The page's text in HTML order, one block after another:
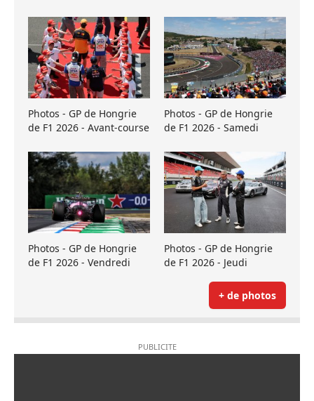
Photos - GP de Hongrie
de F1 2026 - Avant-course
Photos - GP de Hongrie
de F1 2026 - Samedi
Photos - GP de Hongrie
de F1 2026 - Vendredi
Photos - GP de Hongrie
de F1 2026 - Jeudi
+ de photos